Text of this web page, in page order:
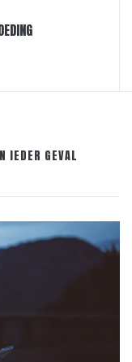
IEDER GEVAL